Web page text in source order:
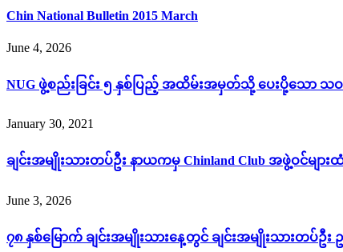
Chin National Bulletin 2015 March
June 4, 2026
NUG ဖွဲ့စည်းခြင်း ၅ နှစ်ပြည့် အထိမ်းအမှတ်သို့ ပေးပို့သော
January 30, 2021
ချင်းအမျိုးသားတပ်ဦး နာယကမှ Chinland Club အဖွဲ့ဝင်မျာ
June 3, 2026
၇၈ နှစ်မြောက် ချင်းအမျိုးသားနေ့တွင် ချင်းအမျိုးသားတပ်ဦး